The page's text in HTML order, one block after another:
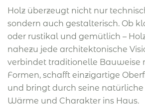
Holz überzeugt nicht nur
sondern auch gestalterisch. Ob
oder rustikal und gemütlich –
nahezu jede architektonische
verbindet traditionelle Bauweise
Formen, schafft einzigartige
und bringt durch seine
Wärme und Charakter ins Haus.